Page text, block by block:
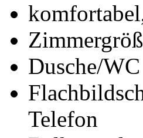
Dusche/WC
Telefon